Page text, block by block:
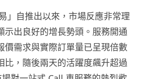
」自推出以來，市場反應非常理
示出良好的增長勢頭。服務開通
價需求與實際訂單量已呈現倍數
比，隨後兩天的活躍度飆升超過